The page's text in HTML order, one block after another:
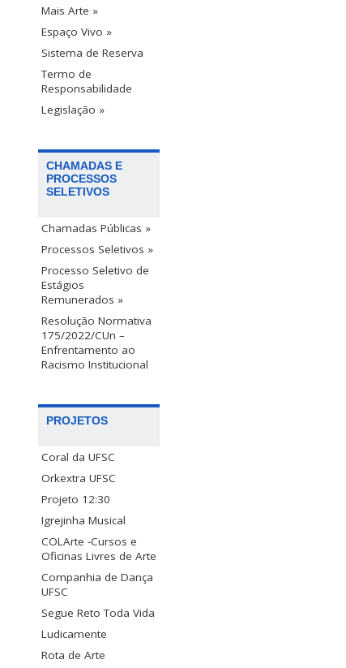
Mais Arte »
Espaço Vivo »
Sistema de Reserva
Termo de
Responsabilidade
Legislação »
CHAMADAS E
PROCESSOS
SELETIVOS
Chamadas Públicas »
Processos Seletivos »
Processo Seletivo de
Estágios
Remunerados »
Resolução Normativa
175/2022/CUn –
Enfrentamento ao
Racismo Institucional
PROJETOS
Coral da UFSC
Orkextra UFSC
Projeto 12:30
Igrejinha Musical
COLArte -Cursos e
Oficinas Livres de Arte
Companhia de Dança
UFSC
Segue Reto Toda Vida
Ludicamente
Rota de Arte